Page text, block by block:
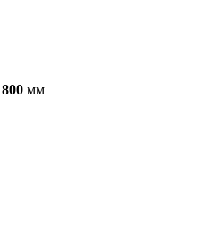
800 мм